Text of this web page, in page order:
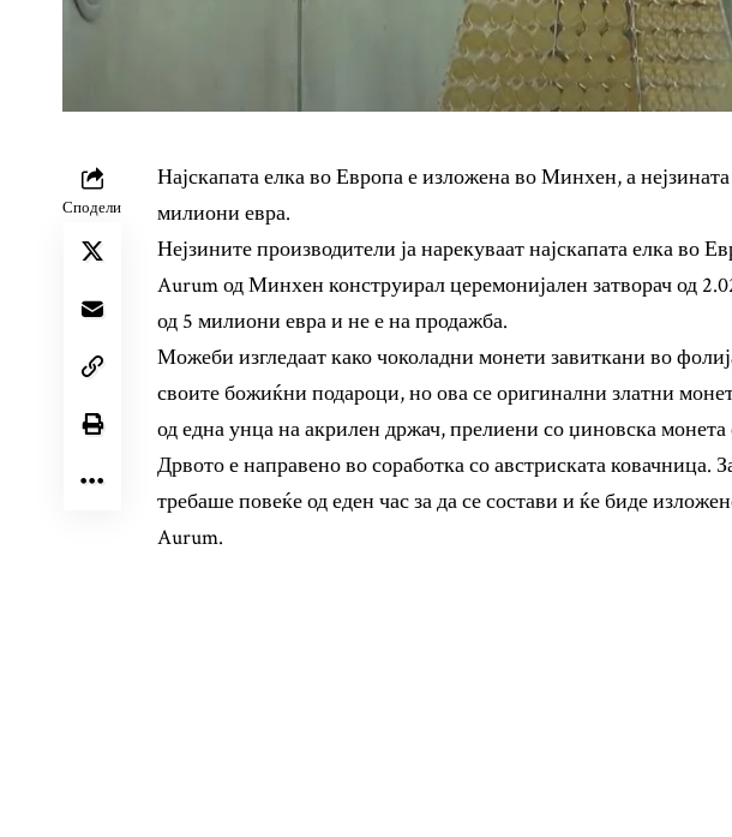
Сподели
Најскапата елка во Европа е изложена во Минхен, а
милиони евра.
Нејзините производители ја нарекуваат најскапата елка во
Aurum од Минхен конструирал церемонијален затворач од
од 5 милиони евра и не е на продажба.
Можеби изгледаат како чоколадни монети завиткани во
своите божиќни подароци, но ова се оригинални златни
од една унца на акрилен држач, прелиени со џиновска
Дрвото е направено во соработка со австриската ковачница.
требаше повеќе од еден час за да се состави и ќе биде
Aurum.